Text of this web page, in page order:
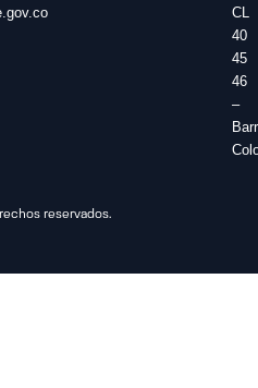
CL
40
45
46
–
reservados.